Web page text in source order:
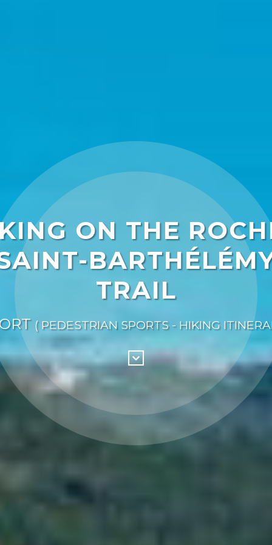
ON THE
TRAIL
( PEDESTRIAN SPORTS - HIKING